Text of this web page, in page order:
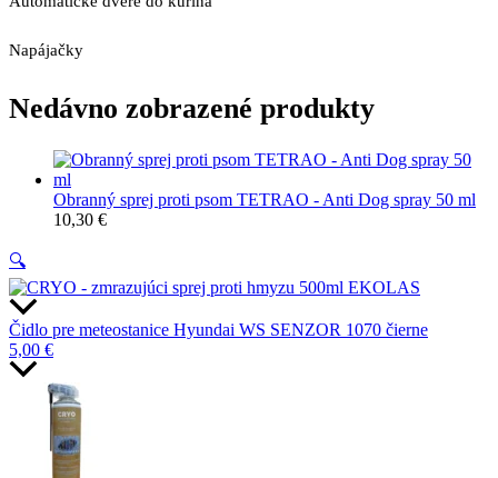
Napájačky
Nedávno zobrazené produkty
Obranný sprej proti psom TETRAO - Anti Dog spray 50 ml
10,30 €
🔍
Čidlo pre meteostanice Hyundai WS SENZOR 1070 čierne
5,00 €